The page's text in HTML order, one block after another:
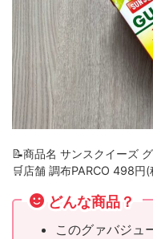
📝商品名 サンスクイーズ
🛒店舗 調布PARCO 498
どんな商品？
このグァバジュ